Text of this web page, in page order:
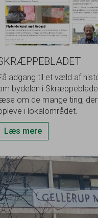
adgang til et væld af
bydelen i
om de mange ting,
i lokalområdet.
Læs mere